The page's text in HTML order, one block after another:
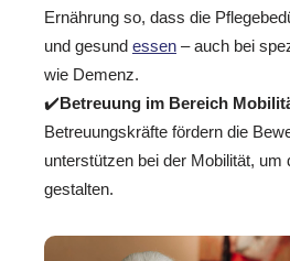
Ernährung so, dass die
und gesund essen – auch bei
wie Demenz.
✔️Betreuung im Bereich
Betreuungskräfte fördern die
unterstützen bei der Mobilität, um
gestalten.